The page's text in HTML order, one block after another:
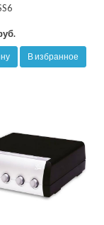
В избранное